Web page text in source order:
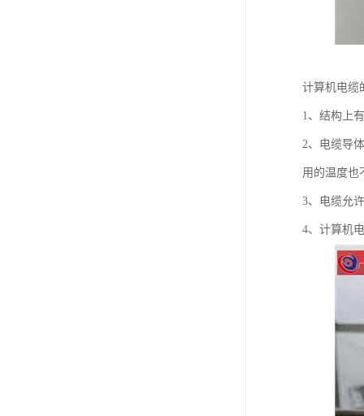
计算机电缆
1、结构上
2、电缆导
用的温度也
3、电缆允
4、计算机